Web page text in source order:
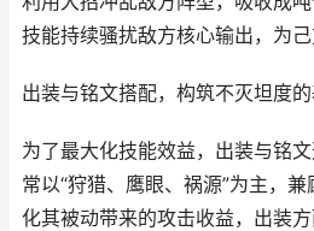
技能持续骚扰敌方核心输出，为己
出装与铭文搭配，构筑不灭坦度
为了最大化技能效益，出装与铭
常以“狩猎、鹰眼、祸源”为主，
化其被动带来的攻击收益，出装